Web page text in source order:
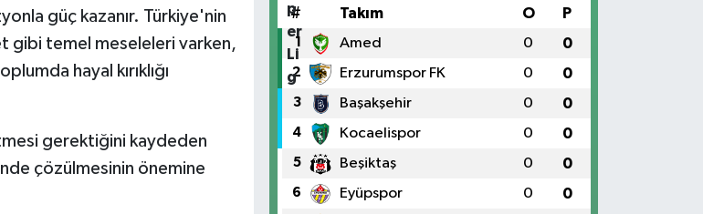
güç kazanır. Türkiye'nin
gibi temel meseleleri varken,
hayal kırıklığı
gerektiğini kaydeden
çözülmesinin önemine
# Takım O P
1 Amed 0 0
2 Erzurumspor FK 0 0
3 Başakşehir 0 0
4 Kocaelispor 0 0
5 Beşiktaş 0 0
6 Eyüpspor 0 0